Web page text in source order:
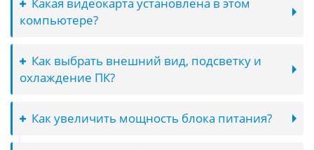
компьютере?
Как выбрать внешний вид, подсветку и
охлаждение ПК?
Как увеличить мощность блока питания?